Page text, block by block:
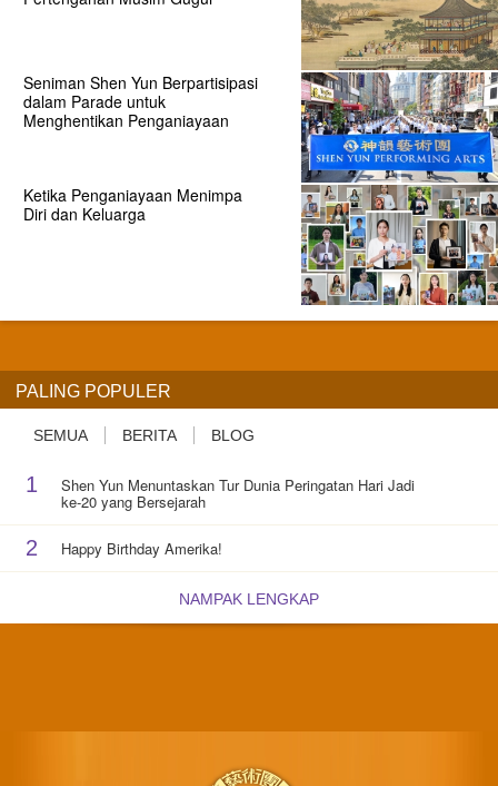
Seniman Shen Yun Berpartisipasi
dalam Parade untuk
Menghentikan Penganiayaan
Ketika Penganiayaan Menimpa
Diri dan Keluarga
PALING POPULER
SEMUA BERITA BLOG
1 Shen Yun Menuntaskan Tur Dunia Peringatan Hari Jadi
ke-20 yang Bersejarah
2 Happy Birthday Amerika!
NAMPAK LENGKAP